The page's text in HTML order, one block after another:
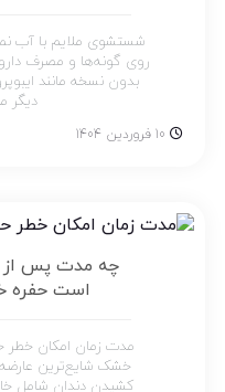
شستشوی ملایم با آب
روی گونه‌ها و مصرف
بدون نسخه مانند
دیگر
10 فروردین 1404
چه مدت پس از
است حفره
مدت زمان امکان
خشک شایع‌ترین
کشیدن دندان شامل